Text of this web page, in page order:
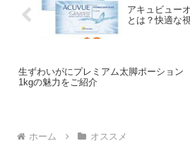
アキュビュー
とは？快適な
生ずわいがにプレミアム太脚ポーション
1kgの魅力をご紹介
ホーム オススメ